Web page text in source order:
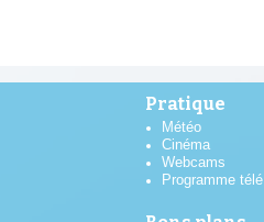
Pratique
Météo
Cinéma
Webcams
Programme télé